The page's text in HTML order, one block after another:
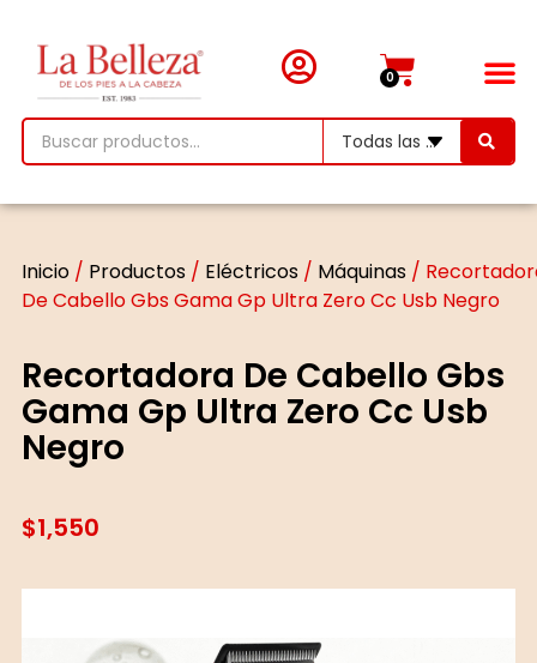
0
Inicio/ Productos/ Eléctricos/ Máquinas/
De Cabello Gbs Gama Gp Ultra Zero Cc Usb Negro
Recortadora De Cabello Gbs
Gama Gp Ultra Zero Cc Usb
Negro
$1,550